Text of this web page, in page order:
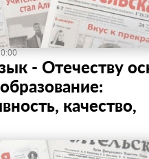
- Отечеству
качество,